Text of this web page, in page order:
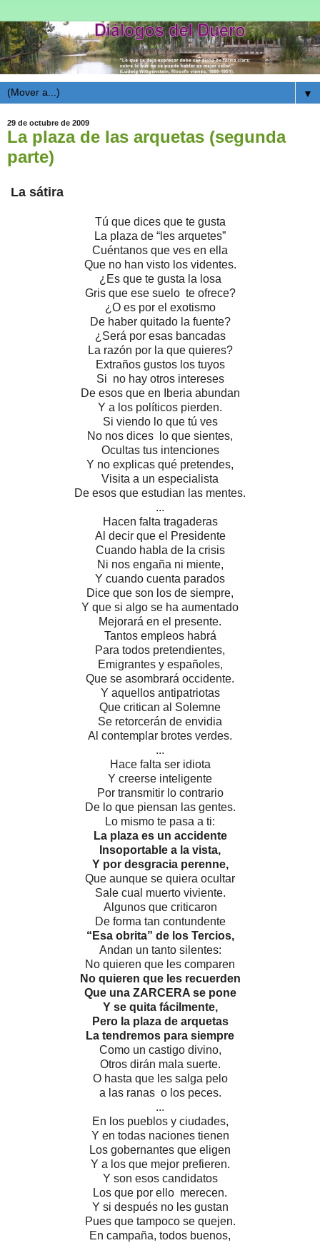
▼
29 de octubre de 2009
La plaza de las arquetas (segunda
parte)
La sátira
Tú que dices que te gusta
La plaza de “les arquetes”
Cuéntanos que ves en ella
Que no han visto los videntes.
¿Es que te gusta la losa
Gris que ese suelo te ofrece?
¿O es por el exotismo
De haber quitado la fuente?
¿Será por esas bancadas
La razón por la que quieres?
Extraños gustos los tuyos
Si no hay otros intereses
De esos que en Iberia abundan
Y a los políticos pierden.
Si viendo lo que tú ves
No nos dices lo que sientes,
Ocultas tus intenciones
Y no explicas qué pretendes,
Visita a un especialista
De esos que estudian las mentes.
...
Hacen falta tragaderas
Al decir que el Presidente
Cuando habla de la crisis
Ni nos engaña ni miente,
Y cuando cuenta parados
Dice que son los de siempre,
Y que si algo se ha aumentado
Mejorará en el presente.
Tantos empleos habrá
Para todos pretendientes,
Emigrantes y españoles,
Que se asombrará occidente.
Y aquellos antipatriotas
Que critican al Solemne
Se retorcerán de envidia
Al contemplar brotes verdes.
...
Hace falta ser idiota
Y creerse inteligente
Por transmitir lo contrario
De lo que piensan las gentes.
Lo mismo te pasa a ti:
La plaza es un accidente
Insoportable a la vista,
Y por desgracia perenne,
Que aunque se quiera ocultar
Sale cual muerto viviente.
Algunos que criticaron
De forma tan contundente
“Esa obrita” de los Tercios,
Andan un tanto silentes:
No quieren que les comparen
No quieren que les recuerden
Que una ZARCERA se pone
Y se quita fácilmente,
Pero la plaza de arquetas
La tendremos para siempre
Como un castigo divino,
Otros dirán mala suerte.
O hasta que les salga pelo
a las ranas o los peces.
...
En los pueblos y ciudades,
Y en todas naciones tienen
Los gobernantes que eligen
Y a los que mejor prefieren.
Y son esos candidatos
Los que por ello merecen.
Y si después no les gustan
Pues que tampoco se quejen.
En campaña, todos buenos,